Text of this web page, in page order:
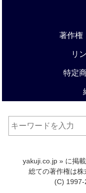
著作権
リ
特定
yakuji.co.jp » に掲
総ての著作権は株
(C)